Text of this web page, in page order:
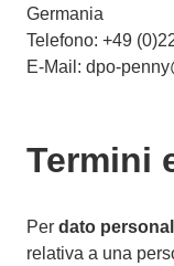
Germania
Telefono: +49
E-Mail: dpo-
Termini
Per dato
relativa a una